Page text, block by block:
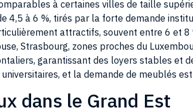
4,5 à 6 %, tirés par la forte demande
attractifs, souvent entre 6 et 8
Strasbourg, zones proches du
garantissant des loyers stables et
et la demande de meublés
dans le Grand Est